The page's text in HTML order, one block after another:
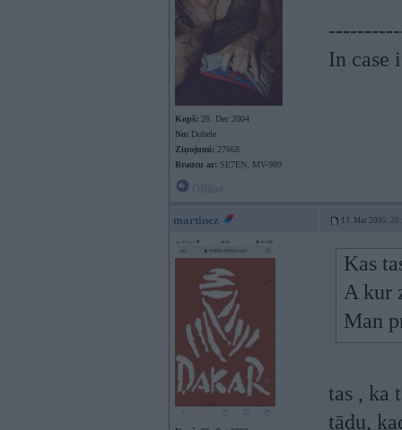
Kopš: 28. Dec 2004
No: Dobele
Ziņojumi: 27668
Braucu ar: SE7EN, MV-989
In case
martinez 13. Mar 2005,
Kas
A kur
Man
tas , ka
tādu,